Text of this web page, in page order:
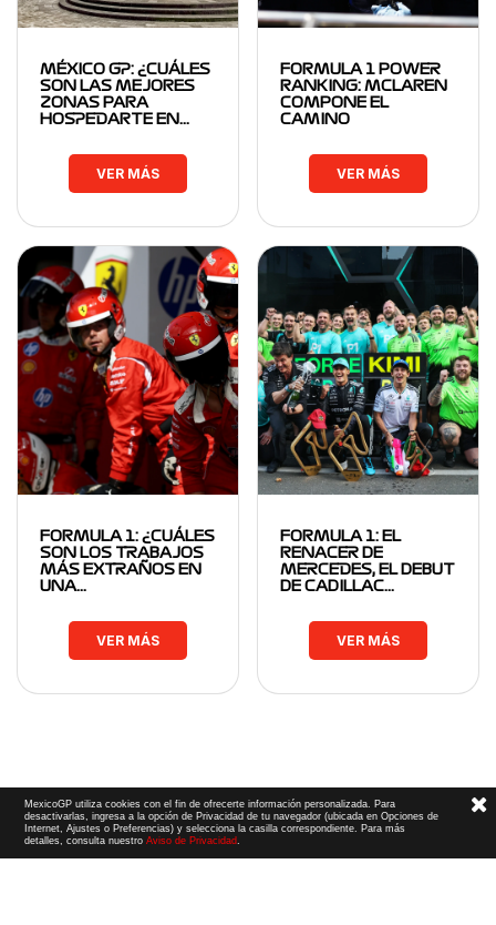
MÉXICO GP: ¿CUÁLES
SON LAS MEJORES
ZONAS PARA
HOSPEDARTE EN…
VER MÁS
FORMULA 1 POWER
RANKING: MCLAREN
COMPONE EL
CAMINO
VER MÁS
FORMULA 1: ¿CUÁLES
SON LOS TRABAJOS
MÁS EXTRAÑOS EN
UNA…
VER MÁS
FORMULA 1: EL
RENACER DE
MERCEDES, EL DEBUT
DE CADILLAC…
VER MÁS
MexicoGP utiliza cookies con el fin de ofrecerte información personalizada. Para
desactivarlas, ingresa a la opción de Privacidad de tu navegador (ubicada en Opciones de
Internet, Ajustes o Preferencias) y selecciona la casilla correspondiente. Para más
detalles, consulta nuestroAviso de Privacidad.